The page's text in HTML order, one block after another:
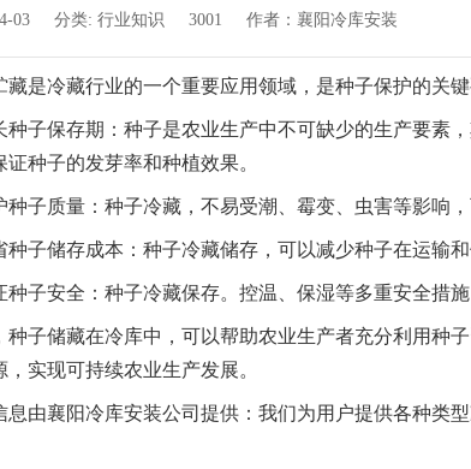
03 分类: 行业知识 3001 作者： 襄阳冷库安装
藏是冷藏行业的一个重要应用领域，是种子保护的关
种子保存期：种子是农业生产中不可缺少的生产要素
证种子的发芽率和种植效果。
种子质量：种子冷藏，不易受潮、霉变、虫害等影响
种子储存成本：种子冷藏储存，可以减少种子在运输
种子安全：种子冷藏保存。控温、保湿等多重安全措
种子储藏在冷库中，可以帮助农业生产者充分利用种
，实现可持续农业生产发展。
息由襄阳冷库安装公司提供：我们为用户提供各种类